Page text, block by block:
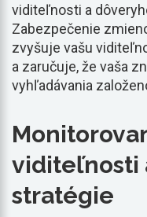
viditeľnosti a
Zabezpečenie
zvyšuje vašu
a zaručuje, že vaša
vyhľadávania
viditeľnosti
stratégie